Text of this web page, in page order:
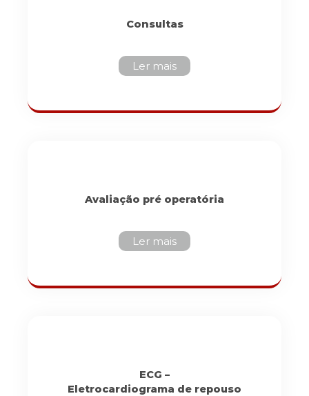
Consultas
Ler mais
Avaliação pré operatória
Ler mais
ECG –
Eletrocardiograma de repouso